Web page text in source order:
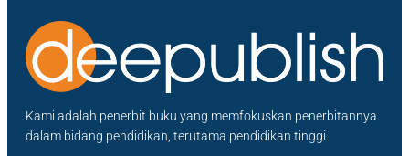
Kami adalah penerbit buku yang memfokuskan penerbitannya
dalam bidang pendidikan, terutama pendidikan tinggi.